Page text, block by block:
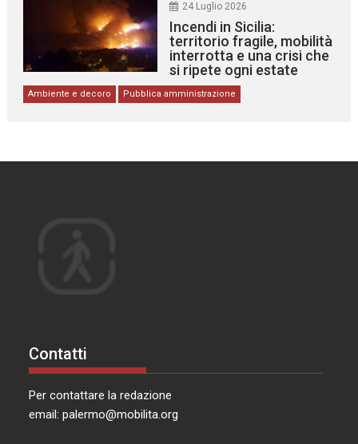
24 Luglio 2026
Incendi in Sicilia:
territorio fragile, mobilità
interrotta e una crisi che
si ripete ogni estate
Ambiente e decoro Pubblica amministrazione
Contatti
Per contattare la redazione
email:palermo@mobilita.org